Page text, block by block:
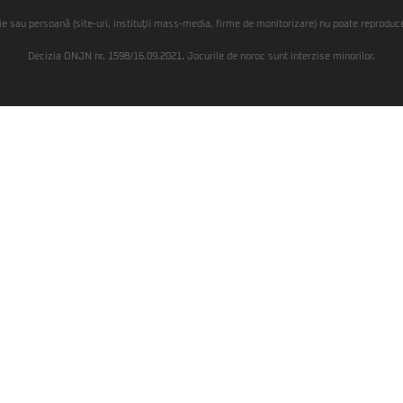
sau persoană (site-uri, instituţii mass-media, firme de monitorizare) nu poate
Decizia ONJN nr. 1598/16.09.2021. Jocurile de noroc sunt interzise minorilor.